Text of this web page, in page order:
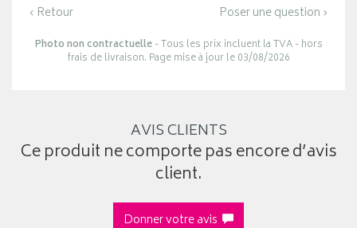
‹ Retour Poser une question ›
Photo non contractuelle- Tous les prix incluent la TVA - hors
frais de livraison. Page mise à jour le 03/08/2026
AVIS CLIENTS
Ce produit ne comporte pas encore d’avis
client.
Donner votre avis